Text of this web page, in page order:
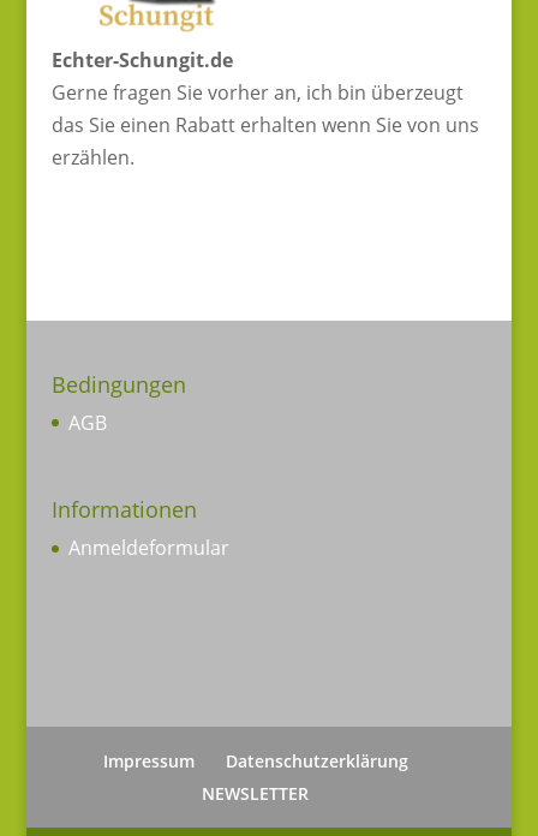
Echter-Schungit.de
Gerne fragen Sie vorher an, ich bin überzeugt
das Sie einen Rabatt erhalten wenn Sie von uns
erzählen.
Bedingungen
AGB
Informationen
Anmeldeformular
Impressum
Datenschutzerklärung
NEWSLETTER